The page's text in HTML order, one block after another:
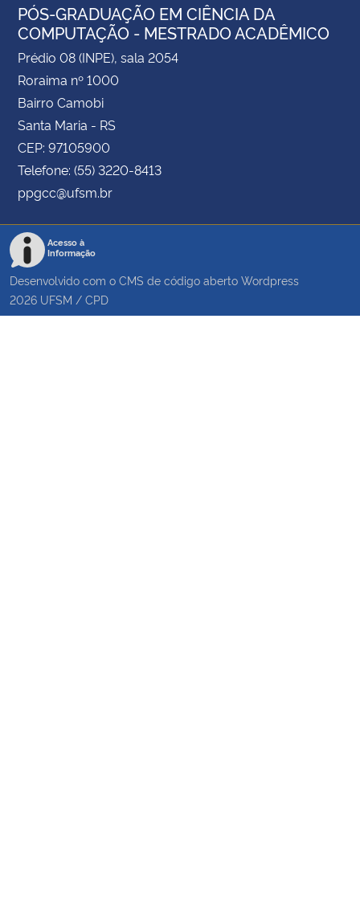
PÓS-GRADUAÇÃO EM CIÊNCIA DA
COMPUTAÇÃO - MESTRADO ACADÊMICO
Prédio 08 (INPE), sala 2054
Roraima nº 1000
Bairro Camobi
Santa Maria - RS
CEP: 97105900
Telefone: (55) 3220-8413
ppgcc@ufsm.br
Acesso à
Informação
Desenvolvido com o CMS de código aberto Wordpress
2026 UFSM / CPD